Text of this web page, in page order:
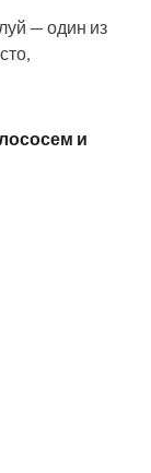
— один из
и